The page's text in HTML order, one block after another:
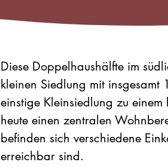
Diese Doppelhaushälfte im
kleinen Siedlung mit insgesamt
einstige Kleinsiedlung zu
heute einen zentralen
befinden sich verschiedene
erreichbar sind.